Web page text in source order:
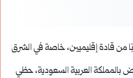
من قادة إقليميين، خاصة في الشرق
بالمملكة العربية السعودية، حظي